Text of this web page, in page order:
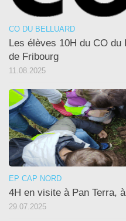
CO DU BELLUARD
Les élèves 10H du CO
de Fribourg
11.08.2025
EP CAP NORD
4H en visite à Pan Terra,
29.07.2025